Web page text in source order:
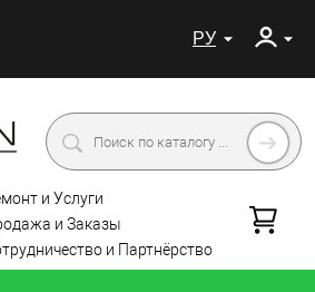
РУ
и Услуги
и Заказы
и Партнёрство